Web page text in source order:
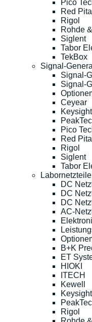
Pico
Red
Rigol
Rohde
Siglent
Tabor
TekBox
Signal-
Signal-
Signal-
Ceyear
Pico
Red
Rigol
Siglent
Tabor
DC
DC
DC
AC-
B+K
ET
HIOKI
ITECH
Kewell
Rigol